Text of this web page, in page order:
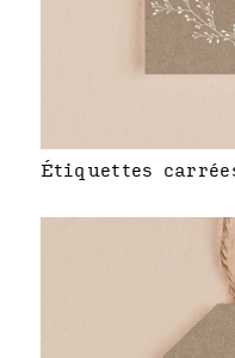
Étiquettes